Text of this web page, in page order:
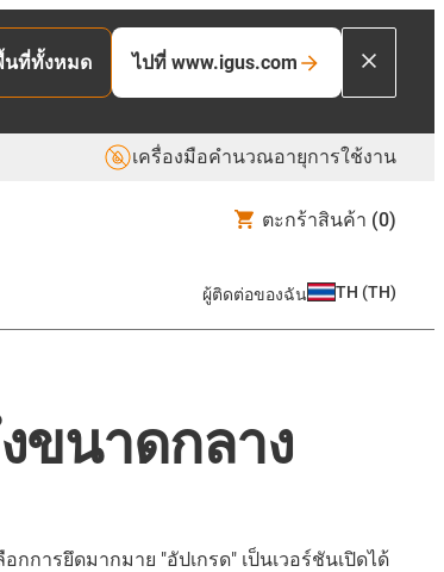
นที่ทั้งหมด ไปที่ www.igus.com
เครื่องมือคำนวณอายุการใช้งาน
ตะกร้าสินค้า (0)
ผู้ติดต่อของฉัน TH (TH)
ขนาดกลาง
การยึดมากมาย "อัปเกรด" เป็นเวอร์ชันเปิดได้